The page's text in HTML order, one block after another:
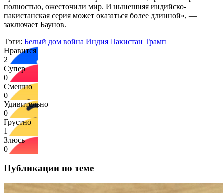
полностью, ожесточили мир. И нынешняя индийско-
пакистанская серия может оказаться более длинной», —
заключает Баунов.
Тэги: Белый дом война Индия Пакистан Трамп
Нравится
2
Супер
0
Смешно
0
Удивительно
0
Грустно
1
Злюсь
0
Публикации по теме